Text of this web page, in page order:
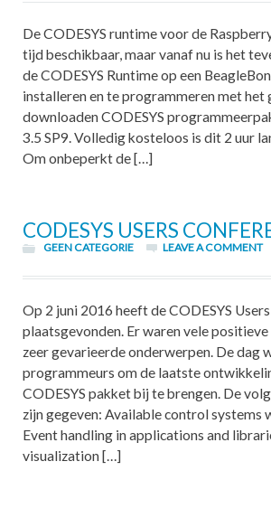
De CODESYS runtime voor de
tijd beschikbaar, maar vanaf nu is het
de CODESYS Runtime op een
installeren en te programmeren met het
downloaden CODESYS
3.5 SP9. Volledig kosteloos is dit 2 uur
Om onbeperkt de […]
CODESYS USERS
GEEN CATEGORIE LEAVE A COMMENT
Op 2 juni 2016 heeft de CODESYS
plaatsgevonden. Er waren vele
zeer gevarieerde onderwerpen. De dag
programmeurs om de laatste
CODESYS pakket bij te brengen. De
zijn gegeven: Available control systems
Event handling in applications and
visualization […]